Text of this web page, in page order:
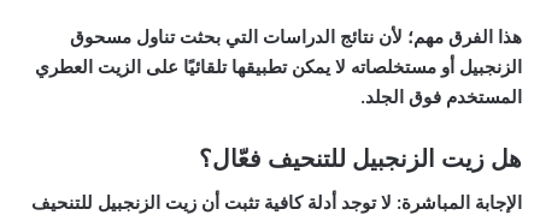
هذا الفرق مهم؛ لأن نتائج الدراسات التي بحثت تناول مسحوق
الزنجبيل أو مستخلصاته لا يمكن تطبيقها تلقائيًا على الزيت العطري
المستخدم فوق الجلد.
هل زيت الزنجبيل للتنحيف فعّال؟
الإجابة المباشرة: لا توجد أدلة كافية تثبت أن زيت الزنجبيل للتنحيف